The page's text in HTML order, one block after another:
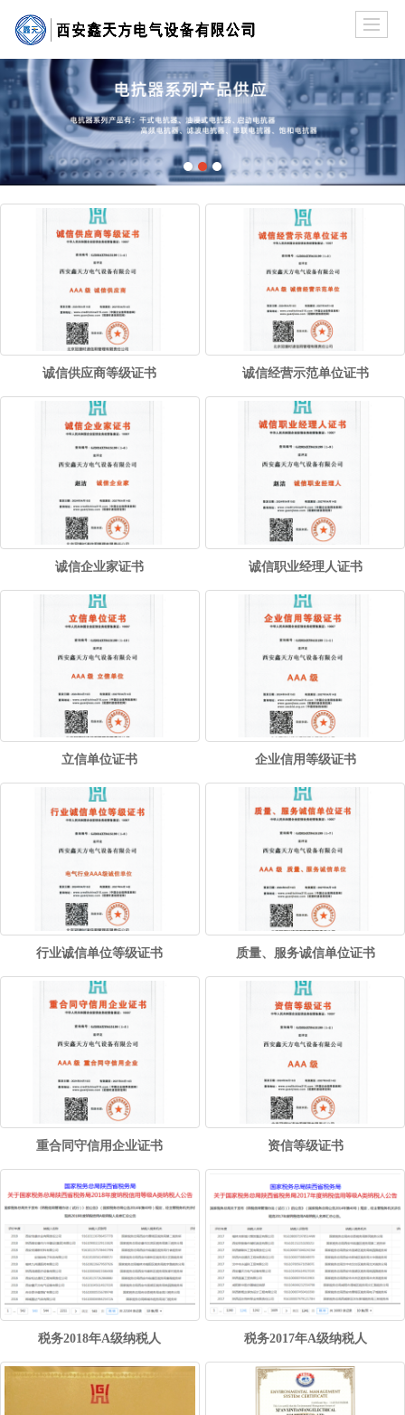
诚信供应商等级证书 诚信经营示范单位证书
诚信企业家证书 诚信职业经理人证书
立信单位证书 企业信用等级证书
行业诚信单位等级证书 质量、服务诚信单位证书
重合同守信用企业证书 资信等级证书
税务2018年A级纳税人 税务2017年A级纳税人